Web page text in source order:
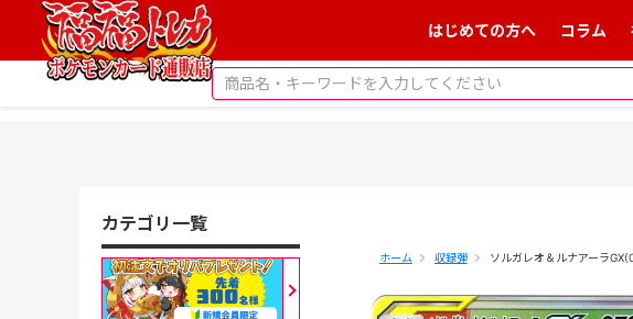
はじめての方へ コラム
ホーム 収録弾 ソルガレオ＆ルナアーラ
カテゴリ一覧